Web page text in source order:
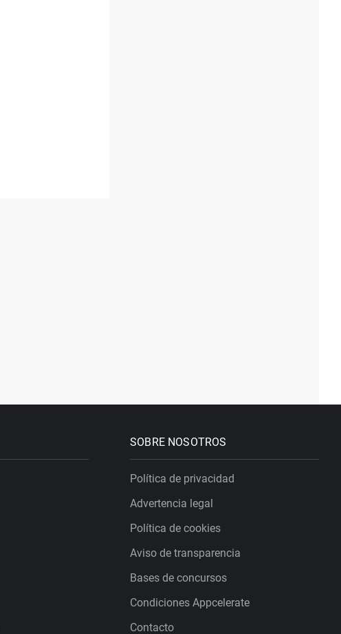
SOBRE NOSOTROS
Política de privacidad
Advertencia legal
Política de cookies
Aviso de transparencia
Bases de concursos
Condiciones Appcelerate
Contacto